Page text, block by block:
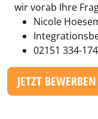
wir vorab Ihre
Nicole
02151 334-
JETZT BEWERBEN